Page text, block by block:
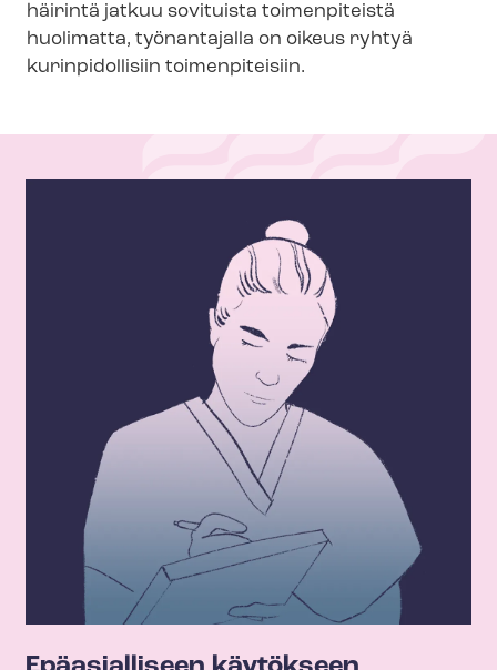
häirintä jatkuu sovituista toimenpiteistä
huolimatta, työnantajalla on oikeus ryhtyä
kurinpidollisiin toimenpiteisiin.